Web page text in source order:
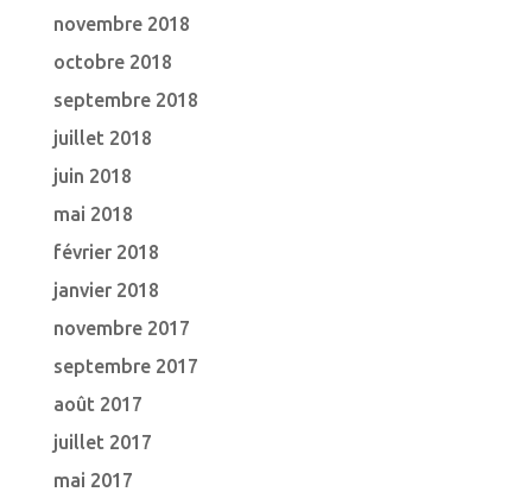
novembre 2018
octobre 2018
septembre 2018
juillet 2018
juin 2018
mai 2018
février 2018
janvier 2018
novembre 2017
septembre 2017
août 2017
juillet 2017
mai 2017